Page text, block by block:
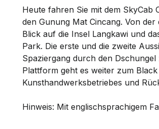
Heute fahren Sie mit dem SkyCab
den Gunung Mat Cincang. Von
Blick auf die Insel Langkawi und
Park. Die erste und die zweite
Spaziergang durch den
Plattform geht es weiter zum
Kunsthandwerksbetriebes und
Hinweis: Mit englischsprachigem